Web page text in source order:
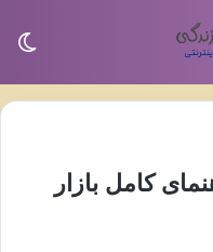
کامل بازار